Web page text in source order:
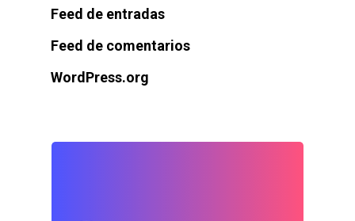
Feed de entradas
Feed de comentarios
WordPress.org